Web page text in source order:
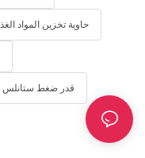
حاوية تخزين المواد
قدر ضغط ستانلس